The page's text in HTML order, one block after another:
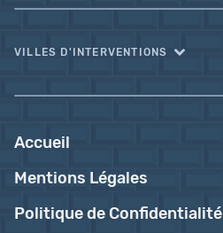
VILLES D'INTERVENTIONS
Accueil
Mentions Légales
Politique de Confidentialité